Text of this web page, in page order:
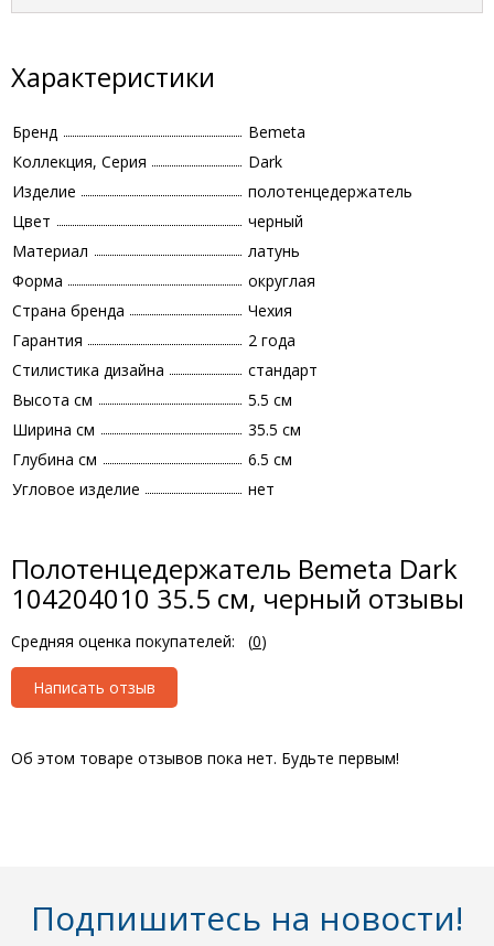
Характеристики
Бренд
Bemeta
Коллекция, Серия
Dark
Изделие
полотенцедержатель
Цвет
черный
Материал
латунь
Форма
округлая
Страна бренда
Чехия
Гарантия
2 года
Стилистика дизайна
стандарт
Высота см
5.5 см
Ширина см
35.5 см
Глубина см
6.5 см
Угловое изделие
нет
Полотенцедержатель Bemeta Dark
104204010 35.5 см, черный отзывы
Средняя оценка покупателей: (0)
Написать отзыв
Об этом товаре отзывов пока нет. Будьте первым!
Подпишитесь на новости!